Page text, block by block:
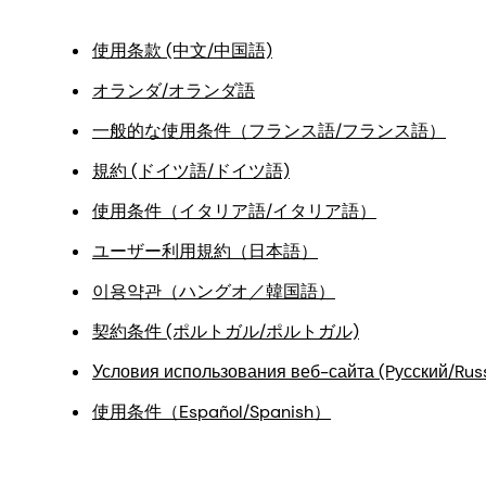
使用条款 (中文/中国語)
オランダ/オランダ語
一般的な使用条件（フランス語/フランス語）
規約 (ドイツ語/ドイツ語)
使用条件（イタリア語/イタリア語）
ユーザー利用規約（日本語）
이용약관（ハングオ／韓国語）
契約条件 (ポルトガル/ポルトガル)
Условия использования веб-сайта (Pусский/
使用条件（Español/Spanish）